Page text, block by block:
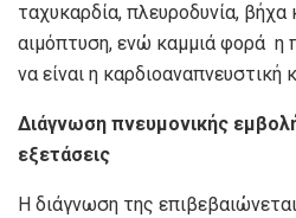
ταχυκαρδία, πλευροδυνία, βήχα
αιμόπτυση, ενώ καμμιά φορά η
να είναι η καρδιοαναπνευστική
Διάγνωση πνευμονικής
εξετάσεις
Η διάγνωση της